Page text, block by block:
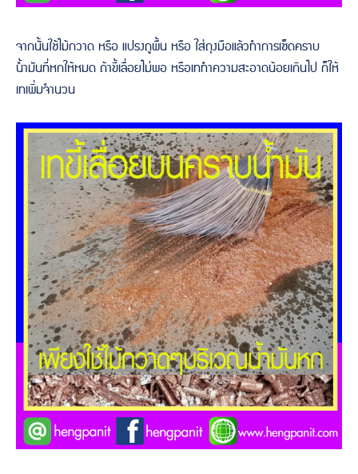
จากนั้นใช้ไม้กวาด หรือ แปรงถูพื้น หรือ ใส่ถุงมือแล้วทำการเช็ดคราบ
น้ำมันที่หกให้หมด ถ้าขี้เลื่อยไม่พอ หรือเททำความสะอาดน้อยเกินไป ก็ให้
เทเพิ่มจำนวน